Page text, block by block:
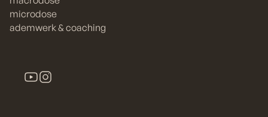
microdose
ademwerk & coaching